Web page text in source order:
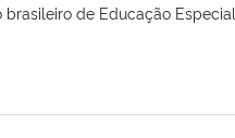
de Educação Especial,